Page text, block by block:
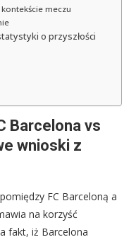
meczu
o przyszłości
Barcelona vs
wnioski z
FC Barceloną a
na korzyść
fakt, iż Barcelona